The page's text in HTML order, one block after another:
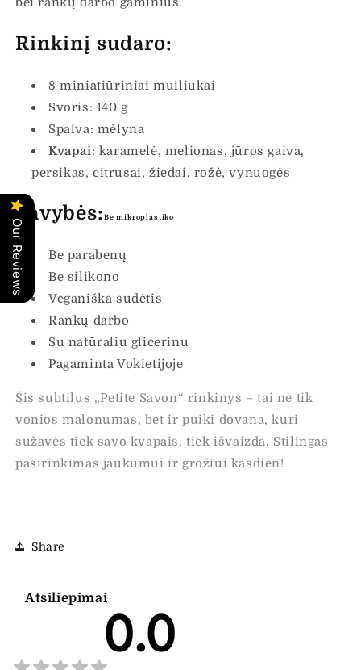
Rinkinį sudaro:
8 miniatiūriniai muiliukai
Svoris: 140 g
Spalva: mėlyna
Kvapai: karamelė, melionas, jūros gaiva,
persikas, citrusai, žiedai, rožė, vynuogės
Savybės: Be mikroplastiko
Be parabenų
Be silikono
Veganiška sudėtis
Rankų darbo
Su natūraliu glicerinu
Pagaminta Vokietijoje
Šis subtilus „Petite Savon“ rinkinys – tai ne tik
vonios malonumas, bet ir puiki dovana, kuri
sužavės tiek savo kvapais, tiek išvaizda. Stilingas
pasirinkimas jaukumui ir grožiui kasdien!
Share
Atsiliepimai
0.0
Our Reviews